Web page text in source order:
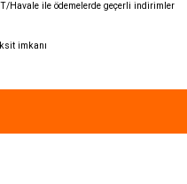
Havale ile ödemelerde geçerli indirimler
imkanı